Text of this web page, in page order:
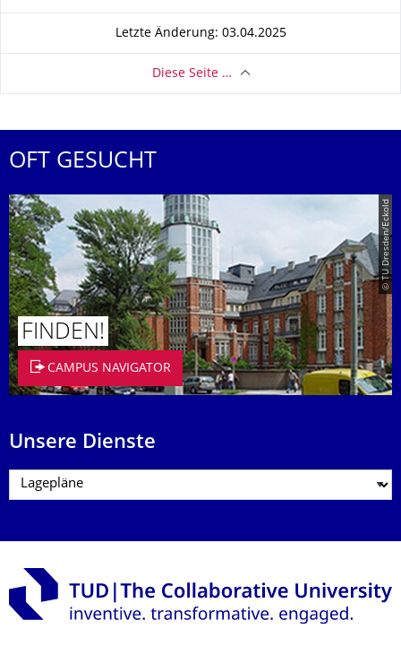
Letzte Änderung: 03.04.2025
Diese Seite …
OFT GESUCHT
© TU Dresden/Eckold
FINDEN!
CAMPUS NAVIGATOR
Unsere Dienste